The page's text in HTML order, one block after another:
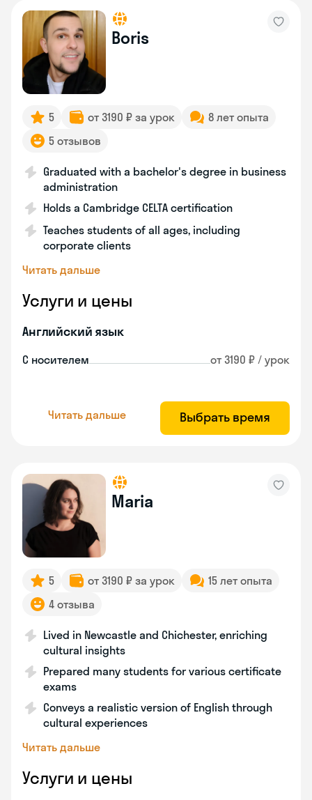
Boris
5 от 3190 ₽ за урок
8 лет опыта
5 отзывов
Graduated with a bachelor's degree in business
administration
Holds a Cambridge CELTA certification
Teaches students of all ages, including
corporate clients
Читать дальше
Услуги и цены
Английский язык
С носителем от 3190 ₽ / урок
Читать дальше Выбрать время
Maria
5 от 3190 ₽ за урок
15 лет опыта
4 отзыва
Lived in Newcastle and Chichester, enriching
cultural insights
Prepared many students for various certificate
exams
Conveys a realistic version of English through
cultural experiences
Читать дальше
Услуги и цены